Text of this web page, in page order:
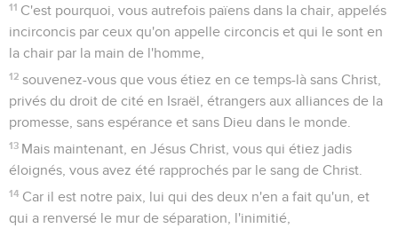
11 C'est pourquoi, vous autrefois païens dans la chair, appelés
incirconcis par ceux qu'on appelle circoncis et qui le sont en
la chair par la main de l'homme,
12 souvenez-vous que vous étiez en ce temps-là sans Christ,
privés du droit de cité en Israël, étrangers aux alliances de la
promesse, sans espérance et sans Dieu dans le monde.
13 Mais maintenant, en Jésus Christ, vous qui étiez jadis
éloignés, vous avez été rapprochés par le sang de Christ.
14 Car il est notre paix, lui qui des deux n'en a fait qu'un, et
qui a renversé le mur de séparation, l'inimitié,